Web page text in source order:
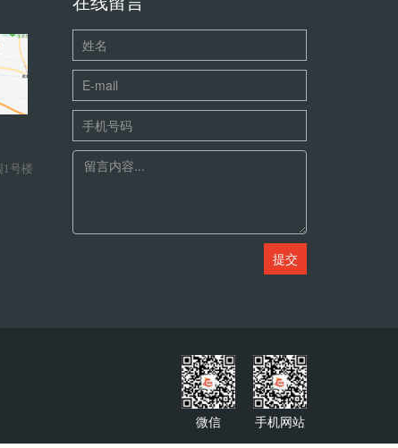
1号楼
微信 手机网站